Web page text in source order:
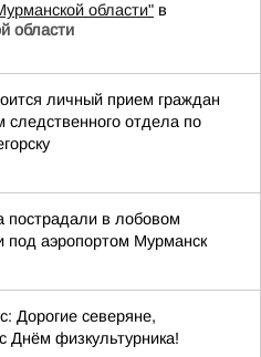
области" в
области
личный прием граждан
следственного отдела по
пострадали в лобовом
под аэропортом Мурманск
Дорогие северяне,
Днём физкультурника!